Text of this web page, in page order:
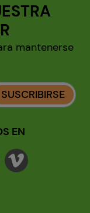
mantenerse
SUSCRIBIRSE
EN